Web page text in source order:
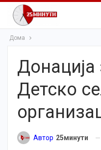
Дома
Донација
Детско
Автор 25минути